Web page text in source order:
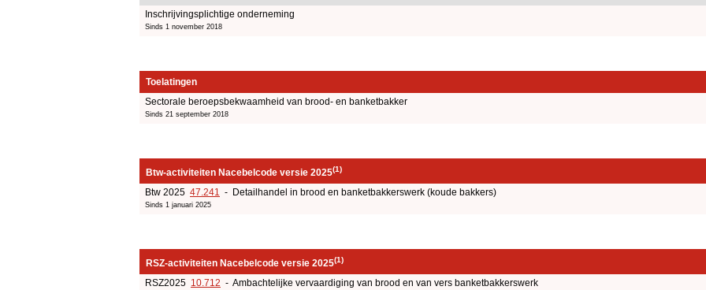
Inschrijvingsplichtige onderneming
Sinds 1 november 2018
Toelatingen
Sectorale beroepsbekwaamheid van brood- en banketbakker
Sinds 21 september 2018
Btw-activiteiten Nacebelcode versie 2025(1)
Btw 2025 47.241 - Detailhandel in brood en banketbakkerswerk (koude bakkers)
Sinds 1 januari 2025
RSZ-activiteiten Nacebelcode versie 2025(1)
RSZ2025 10.712 - Ambachtelijke vervaardiging van brood en van vers banketbakkerswerk